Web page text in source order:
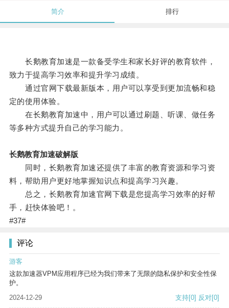
简介 排行
长鹅教育加速是一款备受学生和家长好评的教育软件，
致力于提高学习效率和提升学习成绩。
通过官网下载最新版本，用户可以享受到更加流畅和稳
定的使用体验。
在长鹅教育加速中，用户可以通过刷题、听课、做任务
等多种方式提升自己的学习能力。
长鹅教育加速破解版
同时，长鹅教育加速还提供了丰富的教育资源和学习资
料，帮助用户更好地掌握知识点和提高学习兴趣。
总之，长鹅教育加速官网下载是您提高学习效率的好帮
手，赶快体验吧！。
#37#
评论
游客
这款加速器VPM应用程序已经为我们带来了无限的隐私保护和安全性保
护。
2024-12-29
支持[0] 反对[0]